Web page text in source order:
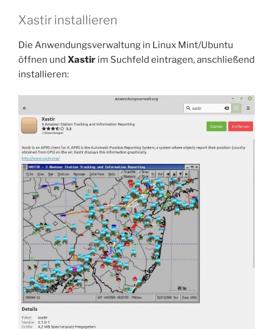
Xastir installieren
Die Anwendungsverwaltung in Linux Mint/Ubuntu
öffnen und Xastir im Suchfeld eintragen, anschließend
installieren: